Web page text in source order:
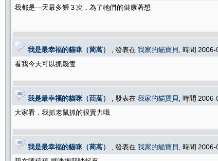
我都是一天最多餵３次．為了牠們的健康著想
我是最幸福的貓咪（茼萵） , 發表在 我家的貓寶貝
, 時間
看我今天可以抓幾隻
我是最幸福的貓咪（茼萵） , 發表在 我家的貓寶貝
, 時間
大家看．我抓老鼠抓的很賣力哦
我是最幸福的貓咪（茼萵） , 發表在 我家的貓寶貝
, 時間